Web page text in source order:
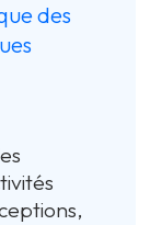
des